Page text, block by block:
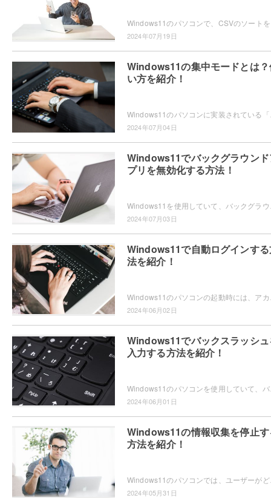
2024年07月19日
Windows11の集中モードとは
い方を紹介！
2024年07月04日
Windows11でバックグラウン
プリを無効化する方法！
2024年07月03日
Windows11で自動ログインす
法を紹介！
2024年06月02日
Windows11でバックスラッシ
入力する方法を紹介！
Windows11のパソコンを使用してい
2024年06月01日
Windows11の情報収集を停止
方法を紹介！
Windows11のパソコンでは、ユー
2024年05月31日